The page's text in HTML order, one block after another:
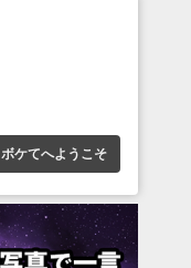
ボケてへようこそ